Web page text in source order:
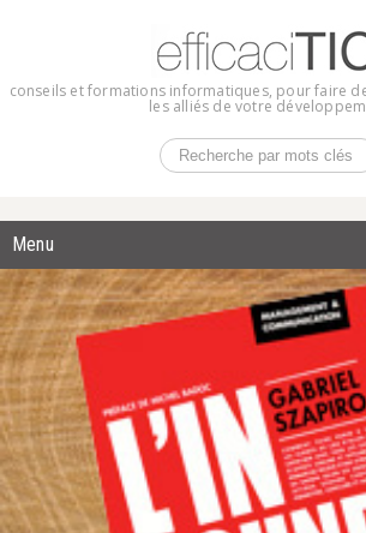
conseils et formations informatiques, pour faire
les alliés de votre
Menu